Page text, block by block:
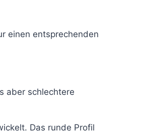
einen entsprechenden
aber schlechtere
Das runde Profil